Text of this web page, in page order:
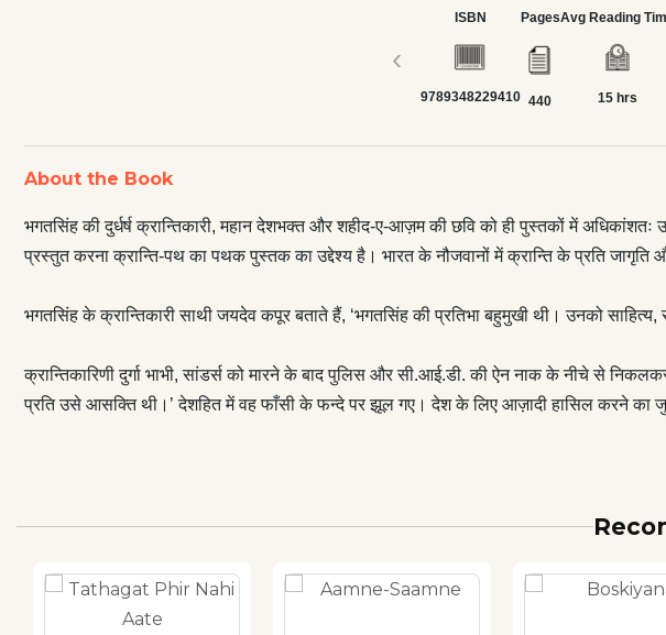
के उद्देश्य से शहादत देना ही भगतसिंह के जीवन का लक्ष्य था।
जयदेव कपूर बताते हैं, ‘भगतसिंह की प्रतिभा
इन सब चीज़ों से लगाव था।’ क्रान्तिकारिणी दुर्गा भाभी, सांडर्स को मारने के बाद पुलिस और
सी.आई.डी. की ऐन नाक के नीचे से निकलकर,
‹
ISBN
9789348229410
Pages
440
Avg Reading
15 hrs
About the Book
भगतसिंह की दुर्धर्ष क्रान्तिकारी, महान देशभक्त और शहीद-ए-आज़म की छवि को ही पुस्तकों में
प्रस्तुत करना क्रान्ति-पथ का पथक पुस्तक का उद्देश्य है। भारत के नौजवानों में क्रान्ति के प्रति जागृति
भगतसिंह के क्रान्तिकारी साथी जयदेव कपूर बताते हैं, ‘भगतसिंह की प्रतिभा बहुमुखी थी। उनको साहित्य,
क्रान्तिकारिणी दुर्गा भाभी, सांडर्स को मारने के बाद पुलिस और सी.आई.डी. की ऐन नाक के नीचे से
प्रति उसे आसक्ति थी।’ देशहित में वह फाँसी के फन्दे पर झूल गए। देश के लिए आज़ादी हासिल करने का